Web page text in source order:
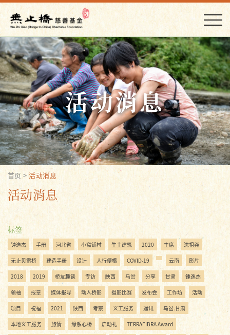
活动消息
首页 >活动消息
活动消息
标签
钟逸杰 手册 河北省 小窝铺村 生土建筑 2020 主席 沈祖尧
无止贝雷桥 建造手册 设计 人行便橋 COVID-19 云南 影片
2018 2019 桥友趣谈 专访 陝西 马岔 分享 甘肃 锺逸杰
领袖 报章 媒体报导 动人桥影 摄影比赛 发布会 工作坊 活动
项目 祝福 2021 陜西 考察 义工服务 通讯 马岔.甘肃
本地义工服务 旅情 缘系心桥 启动礼 TERRAFIBRA Award